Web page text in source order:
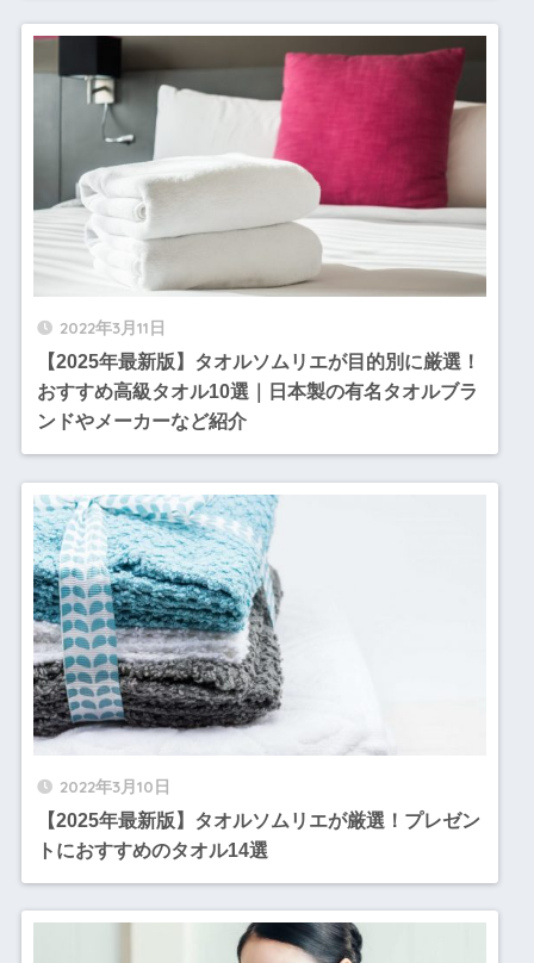
2022年3月11日
【2025年最新版】タオルソムリエが目的別に厳選！
おすすめ高級タオル10選｜日本製の有名タオルブラ
ンドやメーカーなど紹介
2022年3月10日
【2025年最新版】タオルソムリエが厳選！プレゼン
トにおすすめのタオル14選